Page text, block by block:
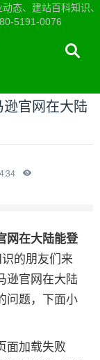
态、建站百科知识、
5191-0076
官网在大陆
网在大陆能登
的朋友们来
逊官网在大陆
问题，下面小
面加载失败